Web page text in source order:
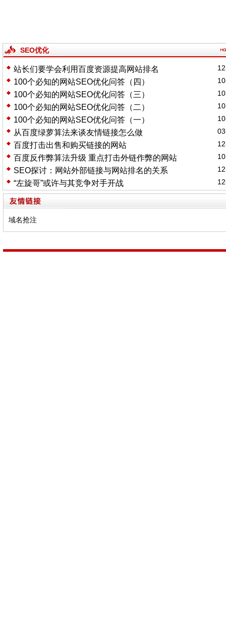
SEO优化
站长们要学会利用百度资源提高网站排名
100个必知的网站SEO优化问答（四）
100个必知的网站SEO优化问答（三）
100个必知的网站SEO优化问答（二）
100个必知的网站SEO优化问答（一）
从百度绿萝算法来谈友情链接怎么做
百度打击出售和购买链接的网站
百度反作弊算法升级 重点打击外链作弊的网站
SEO探讨：网站外部链接与网站排名的关系
“左旋哥”或许与其竞争对手开战
域名抢注